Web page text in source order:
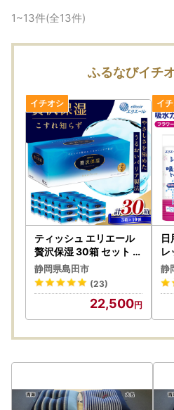
1~13件(全13件)
ふるなびイチ
ティッシュ エリエール
贅沢保湿 30箱 セット テ
ィッシュ
静岡県島田市
(23)
22,500
日
レ
ル
静